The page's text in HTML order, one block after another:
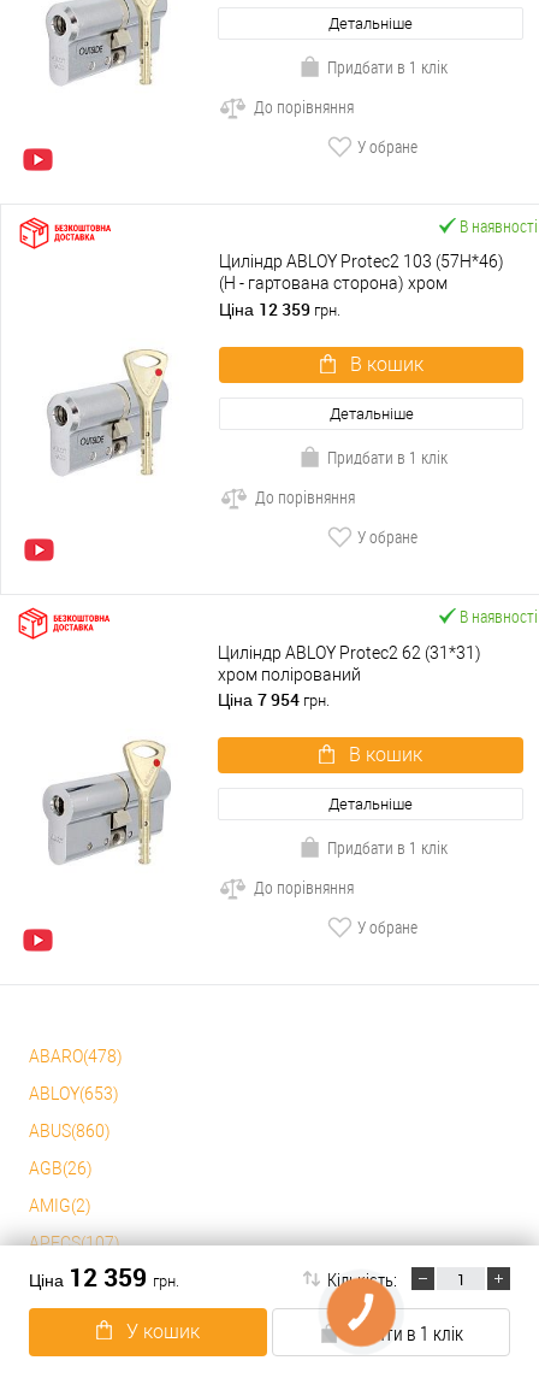
Ціна 12 359 грн. Кількість:
У кошик Купити в 1 клік
Детальніше
Придбати в 1 клік
До порівняння
У обране
В наявності
Циліндр ABLOY Protec2 103 (57H*46)
(H - гартована сторона) хром
полірований
Ціна 12 359 грн.
В кошик
Детальніше
Придбати в 1 клік
До порівняння
У обране
В наявності
Циліндр ABLOY Protec2 62 (31*31)
хром полірований
Ціна 7 954 грн.
В кошик
Детальніше
Придбати в 1 клік
До порівняння
У обране
ABARO(478)
ABLOY(653)
ABUS(860)
AGB(26)
AMIG(2)
APECS(107)
BAODELI(1)
CISA(1057)
CORTELLEZZI PRIMO(33)